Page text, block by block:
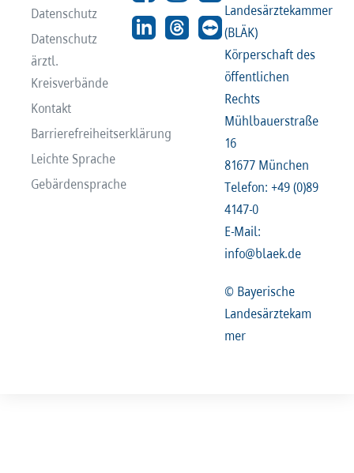
Datenschutz
Datenschutz
ärztl.
Kreisverbände
Kontakt
Barrierefreiheitserklärung
Leichte Sprache
Gebärdensprache
Landesärztekammer
(BLÄK)
Körperschaft des
öffentlichen
Rechts
Mühlbauerstraße
16
81677 München
Telefon: +49 (0)89
4147-0
E-Mail:
info@blaek.de
© Bayerische
Landesärztekam
mer